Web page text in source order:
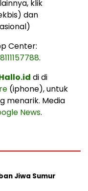
klik
dan
Center:
.
di di
(iphone), untuk
menarik. Media
News.
Jiwa Sumur